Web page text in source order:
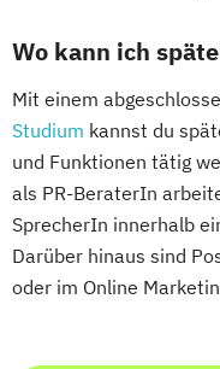
Wo kann ich
Mit einem
Studium kannst du
und Funktionen tätig
als PR-BeraterIn
SprecherIn innerhalb
Darüber hinaus sind
oder im Online